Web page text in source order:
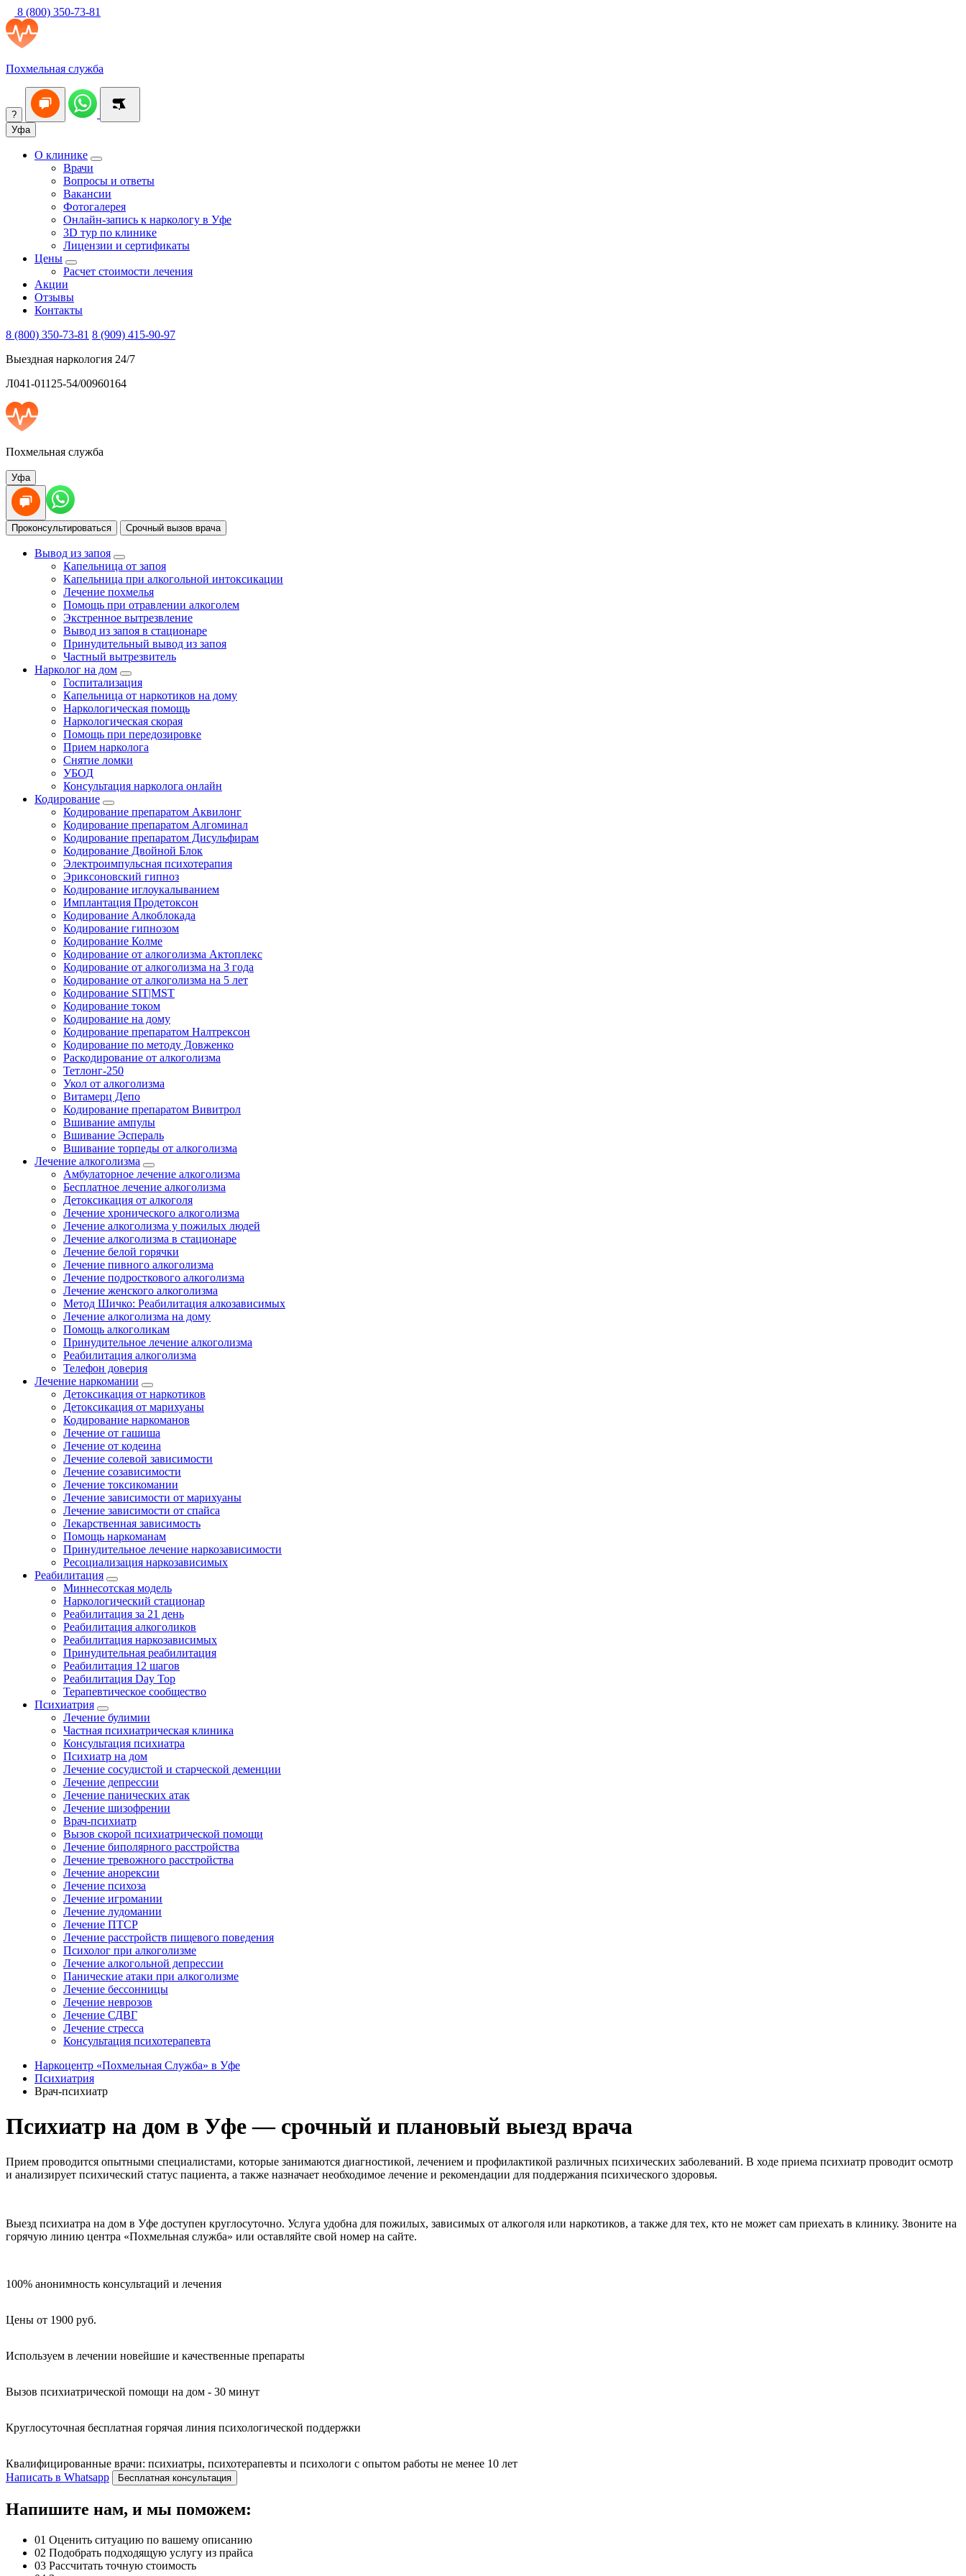
8 (800) 350-73-81
Похмельная служба
?
Уфа
О клинике
Врачи
Вопросы и ответы
Вакансии
Фотогалерея
Онлайн-запись к наркологу в Уфе
3D тур по клинике
Лицензии и сертификаты
Цены
Расчет стоимости лечения
Акции
Отзывы
Контакты
8 (800) 350-73-81 8 (909) 415-90-97
Выездная наркология 24/7
Л041-01125-54/00960164
Похмельная служба
Уфа
Проконсультироваться Срочный вызов врача
Вывод из запоя
Капельница от запоя
Капельница при алкогольной интоксикации
Лечение похмелья
Помощь при отравлении алкоголем
Экстренное вытрезвление
Вывод из запоя в стационаре
Принудительный вывод из запоя
Частный вытрезвитель
Нарколог на дом
Госпитализация
Капельница от наркотиков на дому
Наркологическая помощь
Наркологическая скорая
Помощь при передозировке
Прием нарколога
Снятие ломки
УБОД
Консультация нарколога онлайн
Кодирование
Кодирование препаратом Аквилонг
Кодирование препаратом Алгоминал
Кодирование препаратом Дисульфирам
Кодирование Двойной Блок
Электроимпульсная психотерапия
Эриксоновский гипноз
Кодирование иглоукалыванием
Имплантация Продетоксон
Кодирование Алкоблокада
Кодирование гипнозом
Кодирование Колме
Кодирование от алкоголизма Актоплекс
Кодирование от алкоголизма на 3 года
Кодирование от алкоголизма на 5 лет
Кодирование SIT|MST
Кодирование током
Кодирование на дому
Кодирование препаратом Налтрексон
Кодирование по методу Довженко
Раскодирование от алкоголизма
Тетлонг-250
Укол от алкоголизма
Витамерц Депо
Кодирование препаратом Вивитрол
Вшивание ампулы
Вшивание Эспераль
Вшивание торпеды от алкоголизма
Лечение алкоголизма
Амбулаторное лечение алкоголизма
Бесплатное лечение алкоголизма
Детоксикация от алкоголя
Лечение хронического алкоголизма
Лечение алкоголизма у пожилых людей
Лечение алкоголизма в стационаре
Лечение белой горячки
Лечение пивного алкоголизма
Лечение подросткового алкоголизма
Лечение женского алкоголизма
Метод Шичко: Реабилитация алкозависимых
Лечение алкоголизма на дому
Помощь алкоголикам
Принудительное лечение алкоголизма
Реабилитация алкоголизма
Телефон доверия
Лечение наркомании
Детоксикация от наркотиков
Детоксикация от марихуаны
Кодирование наркоманов
Лечение от гашиша
Лечение от кодеина
Лечение солевой зависимости
Лечение созависимости
Лечение токсикомании
Лечение зависимости от марихуаны
Лечение зависимости от спайса
Лекарственная зависимость
Помощь наркоманам
Принудительное лечение наркозависимости
Ресоциализация наркозависимых
Реабилитация
Миннесотская модель
Наркологический стационар
Реабилитация за 21 день
Реабилитация алкоголиков
Реабилитация наркозависимых
Принудительная реабилитация
Реабилитация 12 шагов
Реабилитация Day Top
Терапевтическое сообщество
Психиатрия
Лечение булимии
Частная психиатрическая клиника
Консультация психиатра
Психиатр на дом
Лечение сосудистой и старческой деменции
Лечение депрессии
Лечение панических атак
Лечение шизофрении
Врач-психиатр
Вызов скорой психиатрической помощи
Лечение биполярного расстройства
Лечение тревожного расстройства
Лечение анорексии
Лечение психоза
Лечение игромании
Лечение лудомании
Лечение ПТСР
Лечение расстройств пищевого поведения
Психолог при алкоголизме
Лечение алкогольной депрессии
Панические атаки при алкоголизме
Лечение бессонницы
Лечение неврозов
Лечение СДВГ
Лечение стресса
Консультация психотерапевта
Наркоцентр «Похмельная Служба» в Уфе
Психиатрия
Врач-психиатр
Психиатр на дом в Уфе — срочный и плановый выезд врача
Прием проводится опытными специалистами, которые занимаются диагностикой, лечением и профилактикой различных психических заболеваний. В ходе приема психиатр проводит осмотр
и анализирует психический статус пациента, а также назначает необходимое лечение и рекомендации для поддержания психического здоровья.
Выезд психиатра на дом в Уфе доступен круглосуточно. Услуга удобна для пожилых, зависимых от алкоголя или наркотиков, а также для тех, кто не может сам приехать в клинику. Звоните на
горячую линию центра «Похмельная служба» или оставляйте свой номер на сайте.
100% анонимность консультаций и лечения
Цены от 1900 руб.
Используем в лечении новейшие и качественные препараты
Вызов психиатрической помощи на дом - 30 минут
Круглосуточная бесплатная горячая линия психологической поддержки
Квалифицированные врачи: психиатры, психотерапевты и психологи с опытом работы не менее 10 лет
Написать в Whatsapp
Бесплатная консультация
Напишите нам, и мы поможем:
01 Оценить ситуацию по вашему описанию
02 Подобрать подходящую услугу из прайса
03 Рассчитать точную стоимость